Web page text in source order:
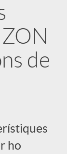
de
ho